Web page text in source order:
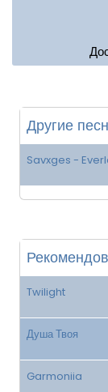
Другие
Savxges -
Twilight
Душа Твоя
Garmoniia